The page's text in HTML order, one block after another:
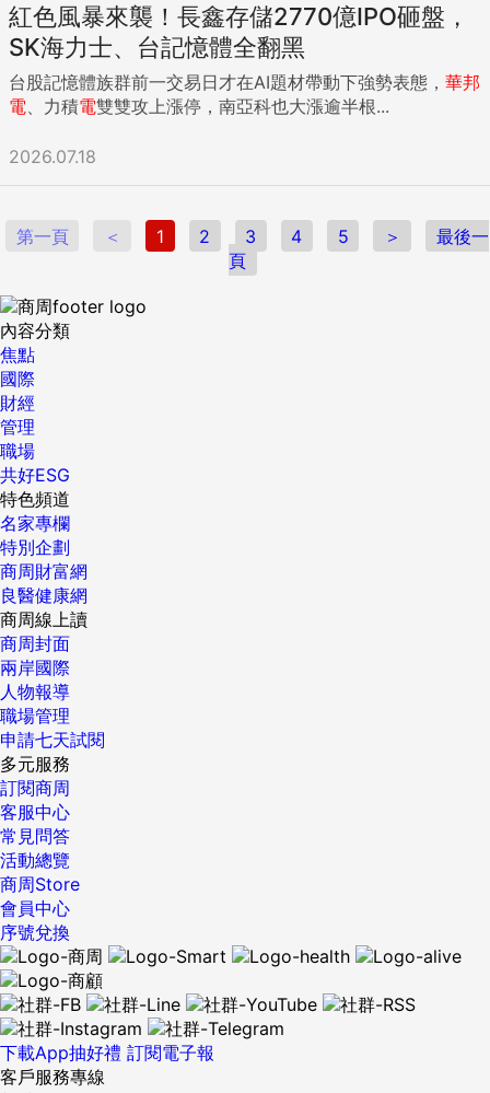
紅色風暴來襲！長鑫存儲2770億IPO砸盤，
SK海力士、台記憶體全翻黑
台股記憶體族群前一交易日才在AI題材帶動下強勢表態， 華邦
電 、力積電雙雙攻上漲停，南亞科也大漲逾半根...
2026.07.18
第一頁 ＜ 1 2 3 4 5 ＞
最後一
頁
內容分類
焦點
國際
財經
管理
職場
共好ESG
特色頻道
名家專欄
特別企劃
商周財富網
良醫健康網
商周線上讀
商周封面
兩岸國際
人物報導
職場管理
申請七天試閱
多元服務
訂閱商周
客服中心
常見問答
活動總覽
商周Store
會員中心
序號兌換
下載App抽好禮 訂閱電子報
客戶服務專線